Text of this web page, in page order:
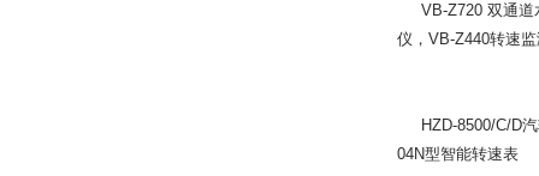
VB-Z720 双通道
仪，VB-Z440转速
HZD-8500/C/D
04N型智能转速表